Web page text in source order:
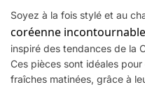
Soyez à la fois stylé et au
coréenne incontournable
inspiré des tendances de la
Ces pièces sont idéales
fraîches matinées, grâce à